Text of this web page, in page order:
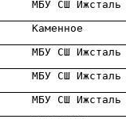
Каменное
МБУ СШ
МБУ СШ